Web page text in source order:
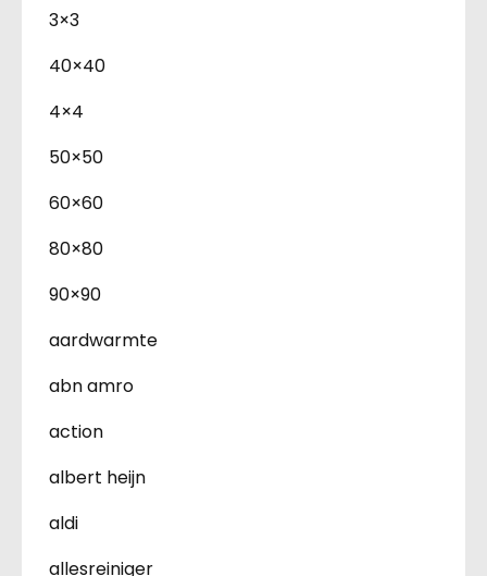
3×3
40×40
4×4
50×50
60×60
80×80
90×90
aardwarmte
abn amro
action
albert heijn
aldi
allesreiniger